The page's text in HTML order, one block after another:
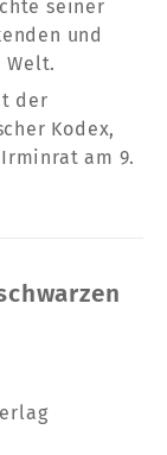
seiner
und
Welt.
der
Kodex,
am 9.